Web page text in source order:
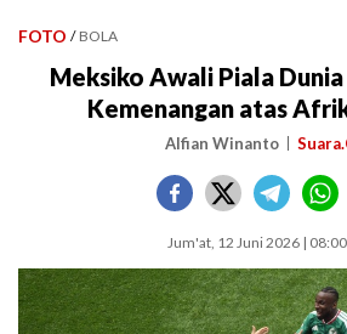
FOTO / BOLA
Meksiko Awali Piala
Kemenangan atas
Alfian Winanto
Jum'at, 12 Juni 2026 |